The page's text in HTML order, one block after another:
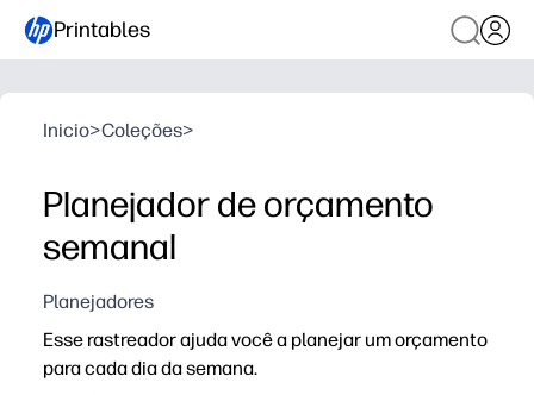
Printables
Inicio>Coleções>
Planejador de orçamento
semanal
Planejadores
Esse rastreador ajuda você a planejar um orçamento
para cada dia da semana.